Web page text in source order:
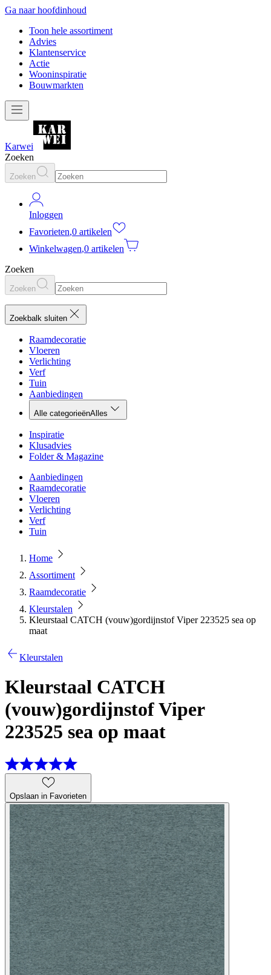
Ga naar hoofdinhoud
Toon hele assortiment
Advies
Klantenservice
Actie
Wooninspiratie
Bouwmarkten
Karwei
Zoeken
Zoeken
Inloggen
Favorieten,0 artikelen
Winkelwagen,0 artikelen
Zoeken
Zoeken
Zoekbalk sluiten
Raamdecoratie
Vloeren
Verlichting
Verf
Tuin
Aanbiedingen
Alle categorieënAlles
Inspiratie
Klusadvies
Folder & Magazine
Aanbiedingen
Raamdecoratie
Vloeren
Verlichting
Verf
Tuin
Home
Assortiment
Raamdecoratie
Kleurstalen
Kleurstaal CATCH (vouw)gordijnstof Viper 223525 sea op
maat
Kleurstalen
Kleurstaal CATCH
(vouw)gordijnstof Viper
223525 sea op maat
Opslaan in Favorieten